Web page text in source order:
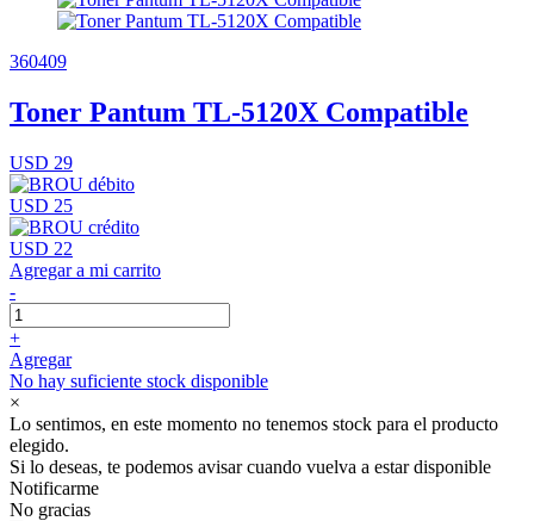
360409
Toner Pantum TL-5120X Compatible
USD 29
USD 25
USD 22
Agregar a mi carrito
-
+
Agregar
No hay suficiente stock disponible
×
Lo sentimos, en este momento no tenemos stock para el producto
elegido.
Si lo deseas, te podemos avisar cuando vuelva a estar disponible
Notificarme
No gracias